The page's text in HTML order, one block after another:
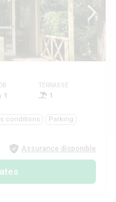
1
TERRASSE
1
conditions
Parking
Assurance disponible